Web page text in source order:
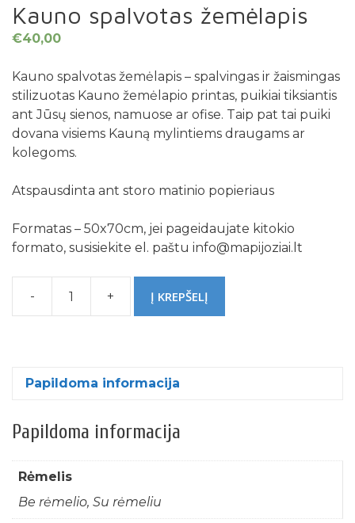
Kauno spalvotas žemėlapis
€40,00
Kauno spalvotas žemėlapis – spalvingas ir žaismingas
stilizuotas Kauno žemėlapio printas, puikiai tiksiantis
ant Jūsų sienos, namuose ar ofise. Taip pat tai puiki
dovana visiems Kauną mylintiems draugams ar
kolegoms.
Atspausdinta ant storo matinio popieriaus
Formatas – 50x70cm, jei pageidaujate kitokio
formato, susisiekite el. paštu info@mapijoziai.lt
-
produkto
žemėlapis
+ Į KREPŠELĮ
Papildoma informacija
Papildoma informacija
Rėmelis
Be rėmelio, Su rėmeliu